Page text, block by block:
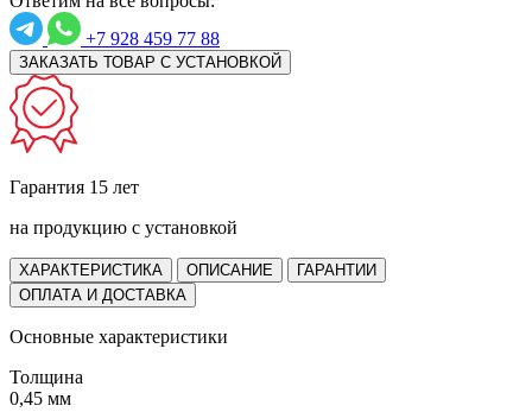
+7 928 459 77 88
ЗАКАЗАТЬ ТОВАР С УСТАНОВКОЙ
Гарантия 15 лет
на продукцию с установкой
ХАРАКТЕРИСТИКА ОПИСАНИЕ
ГАРАНТИИ
ОПЛАТА И ДОСТАВКА
Основные характеристики
Толщина
0,45 мм